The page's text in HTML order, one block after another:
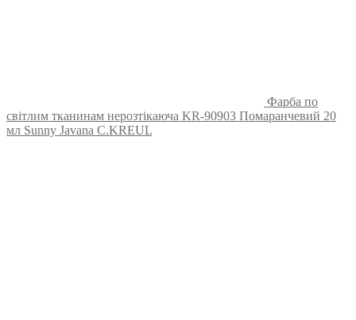
Фарба по
світлим тканинам нерозтікаюча KR-90903 Помаранчевий 20
мл Sunny Javana C.KREUL